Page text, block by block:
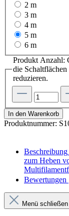
2 m
3 m
4 m
5 m
6 m
Produkt Anzahl:
die
reduzieren.
In den Warenkorb
Produktnummer:
Beschreibung
zum Heben
Bewertungen
Menü schließen